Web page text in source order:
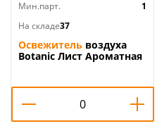
Мин.парт.
1
На складе37
Освежитель воздуха
Botanic Лист Ароматная